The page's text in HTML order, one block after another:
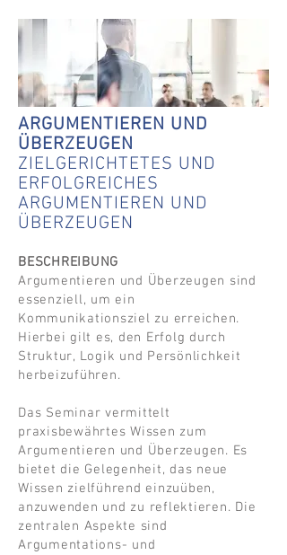
ARGUMENTIEREN UND
ÜBERZEUGEN
ZIELGERICHTETES UND
ERFOLGREICHES
ARGUMENTIEREN UND
ÜBERZEUGEN
BESCHREIBUNG
Argumentieren und Überzeugen sind
essenziell, um ein
Kommunikationsziel zu erreichen.
Hierbei gilt es, den Erfolg durch
Struktur, Logik und Persönlichkeit
herbeizuführen.
Das Seminar vermittelt
praxisbewährtes Wissen zum
Argumentieren und Überzeugen. Es
bietet die Gelegenheit, das neue
Wissen zielführend einzuüben,
anzuwenden und zu reflektieren. Die
zentralen Aspekte sind
Argumentations- und